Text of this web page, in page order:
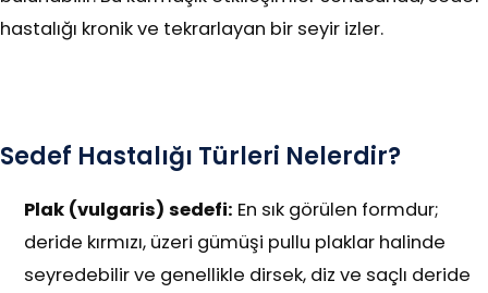
hastalığı kronik ve tekrarlayan bir seyir izler.
Sedef Hastalığı Türleri Nelerdir?
Plak (vulgaris) sedefi: En sık görülen formdur;
deride kırmızı, üzeri gümüşi pullu plaklar halinde
seyredebilir ve genellikle dirsek, diz ve saçlı deride